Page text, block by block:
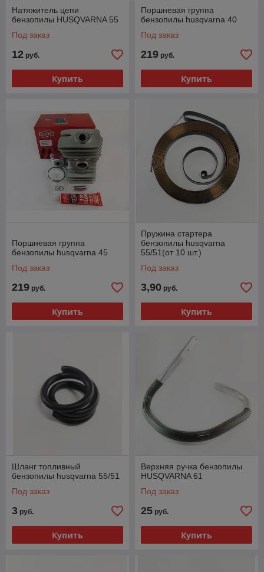
Натяжитель цепи
бензопилы HUSQVARNA 55
Под заказ
12 руб.
Купить
Поршневая группа
бензопилы husqvarna 40
Под заказ
219 руб.
Купить
Поршневая группа
бензопилы husqvarna 45
Под заказ
219 руб.
Купить
Пружина стартера
бензопилы husqvarna
55/51(от 10 шт.)
Под заказ
3,90 руб.
Купить
Шланг топливный
бензопилы husqvarna 55/51
Под заказ
3 руб.
Купить
Верхняя ручка бензопилы
HUSQVARNA 61
Под заказ
25 руб.
Купить